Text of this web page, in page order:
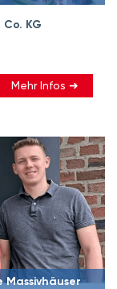
KG
Mehr Infos ➜